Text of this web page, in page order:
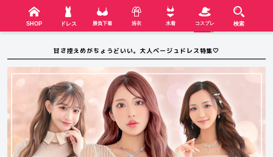
SHOP ドレス 勝負下着 浴衣 水着 コスプレ 検索
甘さ控えめがちょうどいい。大人ベージュドレス特集🤍
SHOP